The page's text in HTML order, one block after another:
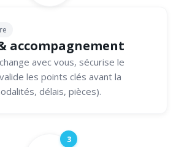
accompagnement
avec vous, sécurise le
les points clés avant la
délais, pièces).
3